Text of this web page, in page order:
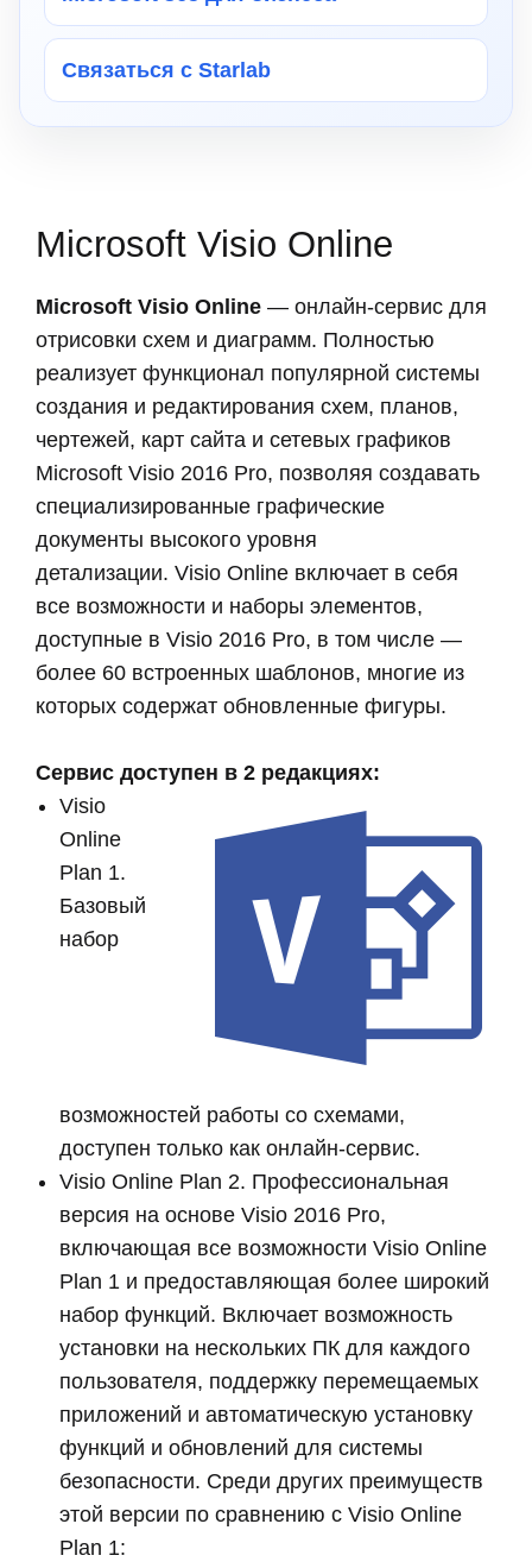
Microsoft Visio Online
Microsoft Visio Online — онлайн-сервис для
отрисовки схем и диаграмм. Полностью
реализует функционал популярной системы
создания и редактирования схем, планов,
чертежей, карт сайта и сетевых графиков
Microsoft Visio 2016 Pro, позволяя создавать
специализированные графические
документы высокого уровня
детализации. Visio Online включает в себя
все возможности и наборы элементов,
доступные в Visio 2016 Pro, в том числе —
более 60 встроенных шаблонов, многие из
которых содержат обновленные фигуры.
Сервис доступен в 2 редакциях:
Visio
Online
Plan 1.
Базовый
набор
возможностей работы со схемами,
доступен только как онлайн-сервис.
Visio Online Plan 2. Профессиональная
версия на основе Visio 2016 Pro,
включающая все возможности Visio Online
Plan 1 и предоставляющая более широкий
набор функций. Включает возможность
установки на нескольких ПК для каждого
пользователя, поддержку перемещаемых
приложений и автоматическую установку
функций и обновлений для системы
безопасности. Среди других преимуществ
этой версии по сравнению с Visio Online
Plan 1:
Связаться с Starlab